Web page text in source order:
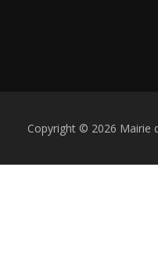
Copyright © 2026 Mairie